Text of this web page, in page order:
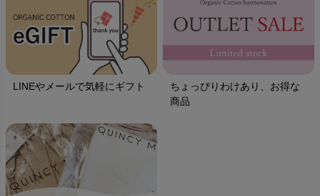
LINEやメールで気軽にギフト
ちょっぴりわけあり、お得な
商品